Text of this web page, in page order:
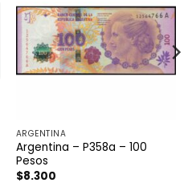
ARGENTINA
Argentina – P358a – 100
Pesos
$8.300